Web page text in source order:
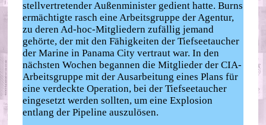
stellvertretender Außenminister gedient hatte. Burns
ermächtigte rasch eine Arbeitsgruppe der Agentur,
zu deren Ad-hoc-Mitgliedern zufällig jemand
gehörte, der mit den Fähigkeiten der Tiefseetaucher
der Marine in Panama City vertraut war. In den
nächsten Wochen begannen die Mitglieder der CIA-
Arbeitsgruppe mit der Ausarbeitung eines Plans für
eine verdeckte Operation, bei der Tiefseetaucher
eingesetzt werden sollten, um eine Explosion
entlang der Pipeline auszulösen.